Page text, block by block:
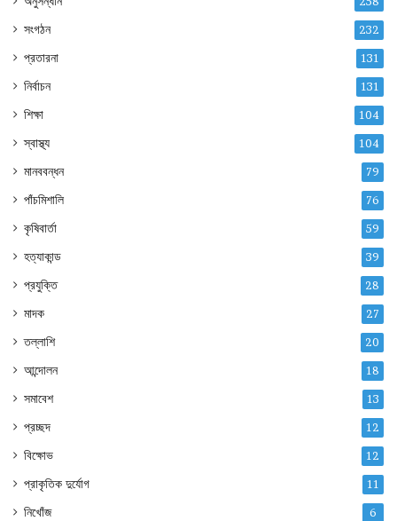
সংগঠন 232
প্রতারনা 131
নির্বাচন 131
শিক্ষা 104
স্বাস্থ্য 104
মানববন্ধন 79
পাঁচমিশালি 76
কৃষিবার্তা 59
হত্যাকান্ড 39
প্রযুক্তি 28
মাদক 27
তল্লাশি 20
আন্দোলন 18
সমাবেশ 13
প্রচ্ছদ 12
বিক্ষোভ 12
প্রাকৃতিক দুর্যোগ 11
নিখোঁজ 6